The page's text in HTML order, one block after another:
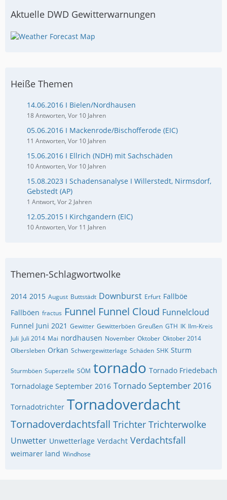
Aktuelle DWD Gewitterwarnungen
Heiße Themen
14.06.2016 I Bielen/Nordhausen
18 Antworten, Vor 10 Jahren
05.06.2016 I Mackenrode/Bischofferode (EIC)
11 Antworten, Vor 10 Jahren
15.06.2016 I Ellrich (NDH) mit Sachschäden
10 Antworten, Vor 10 Jahren
15.08.2023 I Schadensanalyse I Willerstedt, Nirmsdorf,
Gebstedt (AP)
1 Antwort, Vor 2 Jahren
12.05.2015 I Kirchgandern (EIC)
10 Antworten, Vor 11 Jahren
Themen-Schlagwortwolke
2014 2015 August Buttstädt Downburst Erfurt Fallböe
Fallböen fractus Funnel Funnel Cloud Funnelcloud
Funnel Juni 2021 Gewitter Gewitterböen Greußen GTH IK Ilm-Kreis
Juli Juli 2014 Mai nordhausen November Oktober Oktober 2014
Olbersleben Orkan Schwergewitterlage Schäden SHK Sturm
Sturmböen Superzelle SÖM tornado Tornado Friedebach
Tornadolage September 2016 Tornado September 2016
Tornadotrichter Tornadoverdacht
Tornadoverdachtsfall Trichter Trichterwolke
Unwetter Unwetterlage Verdacht Verdachtsfall
weimarer land Windhose